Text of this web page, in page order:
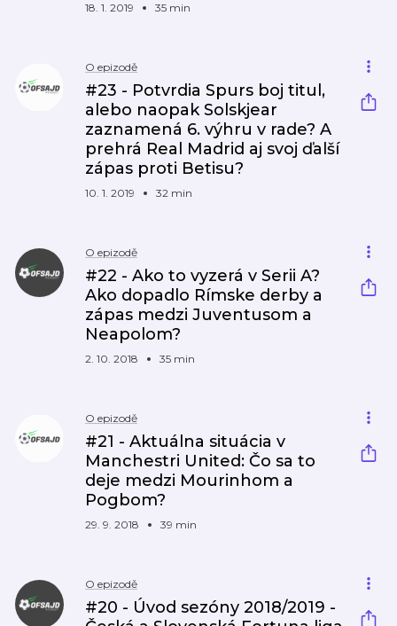
18. 1. 2019 35 min
O epizodě
#23 - Potvrdia Spurs boj titul,
alebo naopak Solskjear
zaznamená 6. výhru v rade? A
prehrá Real Madrid aj svoj ďalší
zápas proti Betisu?
10. 1. 2019 32 min
O epizodě
#22 - Ako to vyzerá v Serii A?
Ako dopadlo Rímske derby a
zápas medzi Juventusom a
Neapolom?
2. 10. 2018 35 min
O epizodě
#21 - Aktuálna situácia v
Manchestri United: Čo sa to
deje medzi Mourinhom a
Pogbom?
29. 9. 2018 39 min
O epizodě
#20 - Úvod sezóny 2018/2019 -